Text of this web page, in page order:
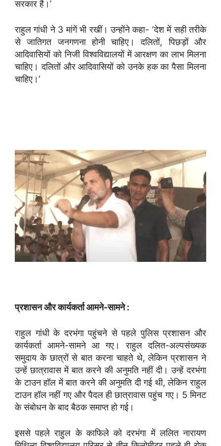
सरकार है।’
राहुल गांधी ने 3 मांगें भी रखीं। उन्होंने कहा- ‘देश में सही तरीके
से जातिगत जनगणना होनी चाहिए। दलितों, पिछड़ों और
आदिवासियों को निजी विश्वविद्यालयों में आरक्षण का लाभ मिलना
चाहिए। दलितों और आदिवासियों को उनके हक का पैसा मिलना
चाहिए।’
प्रशासन और कार्यकर्ता आमने-सामने :
राहुल गांधी के दरभंगा पहुंचने से पहले पुलिस प्रशासन और
कार्यकर्ता आमने-सामने आ गए। राहुल दलित-अल्पसंख्यक
समुदाय के छात्रों से बात करना चाहते थे, लेकिन प्रशासन ने
उन्हें छात्रावास में बात करने की अनुमति नहीं दी। उन्हें दरभंगा
के टाउन हॉल में बात करने की अनुमति दी गई थी, लेकिन राहुल
टाउन हॉल नहीं गए और पैदल ही छात्रावास पहुंच गए। 5 मिनट
के संबोधन के बाद बैठक समाप्त हो गई।
इससे पहले राहुल के काफिले को दरभंगा में ललित नारायण